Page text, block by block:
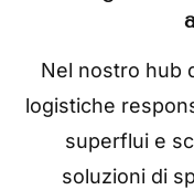
Nel nostro hub
logistiche
superflui e
soluzioni di